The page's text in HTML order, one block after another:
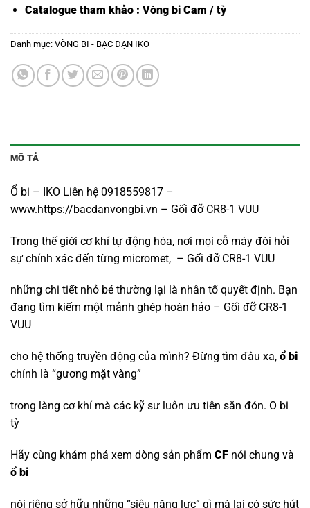
Catalogue tham khảo : Vòng bi Cam / tỳ
Danh mục: VÒNG BI - BẠC ĐẠN IKO
MÔ TẢ
Ổ bi – IKO Liên hệ 0918559817 –
www.https://bacdanvongbi.vn – Gối đỡ CR8-1 VUU
Trong thế giới cơ khí tự động hóa, nơi mọi cỗ máy đòi hỏi
sự chính xác đến từng micromet, – Gối đỡ CR8-1 VUU
những chi tiết nhỏ bé thường lại là nhân tố quyết định. Bạn
đang tìm kiếm một mảnh ghép hoàn hảo – Gối đỡ CR8-1
VUU
cho hệ thống truyền động của mình? Đừng tìm đâu xa, ổ bi
chính là “gương mặt vàng”
trong làng cơ khí mà các kỹ sư luôn ưu tiên săn đón. O bi
tỳ
Hãy cùng khám phá xem dòng sản phẩm CF nói chung và
ổ bi
nói riêng sở hữu những “siêu năng lực” gì mà lại có sức hút